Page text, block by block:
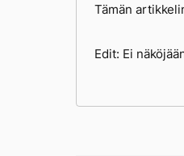
Tämän
Edit: Ei